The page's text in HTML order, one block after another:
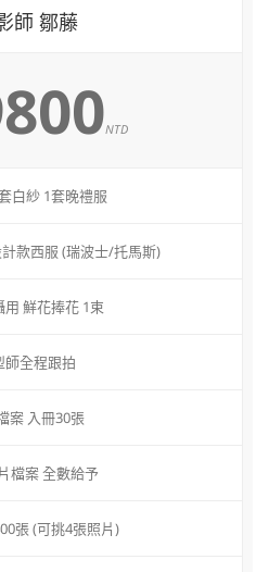
師 鄒藤
NTD
白紗 1套晚禮服
款西服 (瑞波士/托馬斯)
用 鮮花捧花 1束
師全程跟拍
案 入冊30張
檔案 全數給予
張 (可挑4張照片)